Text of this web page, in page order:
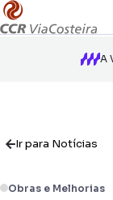
A
Ir para Notícias
Obras e Melhorias